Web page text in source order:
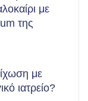
με
της
με
ιατρείο?